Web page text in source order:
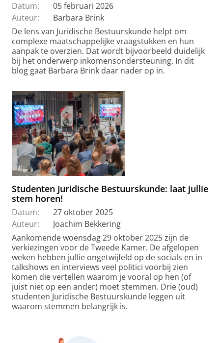
Datum:
05 februari 2026
Auteur:
Barbara Brink
De lens van Juridische Bestuurskunde helpt om
complexe maatschappelijke vraagstukken en hun
aanpak te overzien. Dat wordt bijvoorbeeld duidelijk
bij het onderwerp inkomensondersteuning. In dit
blog gaat Barbara Brink daar nader op in.
Studenten Juridische Bestuurskunde: laat jullie
stem horen!
Datum:
27 oktober 2025
Auteur:
Joachim Bekkering
Aankomende woensdag 29 oktober 2025 zijn de
verkiezingen voor de Tweede Kamer. De afgelopen
weken hebben jullie ongetwijfeld op de socials en in
talkshows en interviews veel politici voorbij zien
komen die vertellen waarom je vooral op hen (of
juist niet op een ander) moet stemmen. Drie (oud)
studenten Juridische Bestuurskunde leggen uit
waarom stemmen belangrijk is.